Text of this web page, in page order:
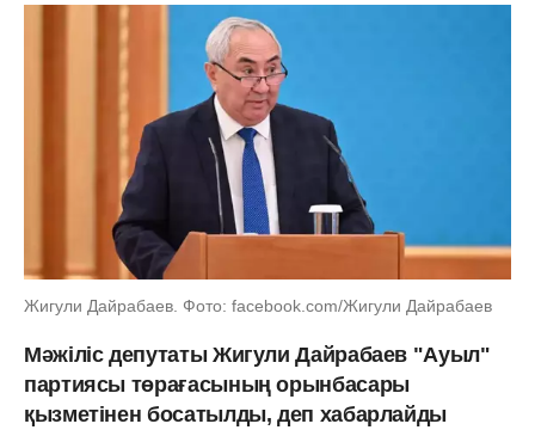
Жигули Дайрабаев. Фото: facebook.com/Жигули Дайрабаев
Мәжіліс депутаты Жигули Дайрабаев "Ауыл"
партиясы төрағасының орынбасары
қызметінен босатылды, деп хабарлайды